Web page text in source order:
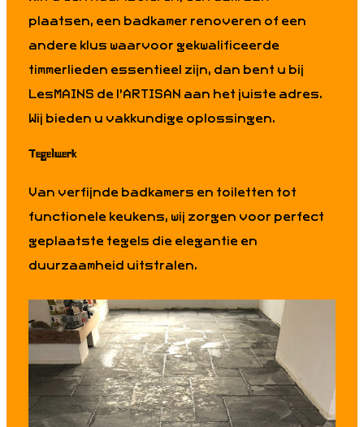
plaatsen, een badkamer renoveren of een
andere klus waarvoor gekwalificeerde
timmerlieden essentieel zijn, dan bent u bij
LesMAINS de l’ARTISAN aan het juiste adres.
Wij bieden u vakkundige oplossingen.
Tegelwerk
Van verfijnde badkamers en toiletten tot
functionele keukens, wij zorgen voor perfect
geplaatste tegels die elegantie en
duurzaamheid uitstralen.